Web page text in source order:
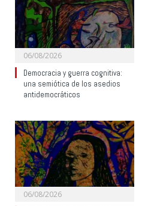
06/08/2026
Democracia y guerra cognitiva:
una semiótica de los asedios
antidemocráticos
06/08/2026